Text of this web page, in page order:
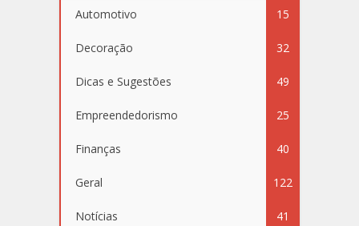
Automotivo 15
Decoração 32
Dicas e Sugestões 49
Empreendedorismo 25
Finanças 40
Geral 122
Notícias 41